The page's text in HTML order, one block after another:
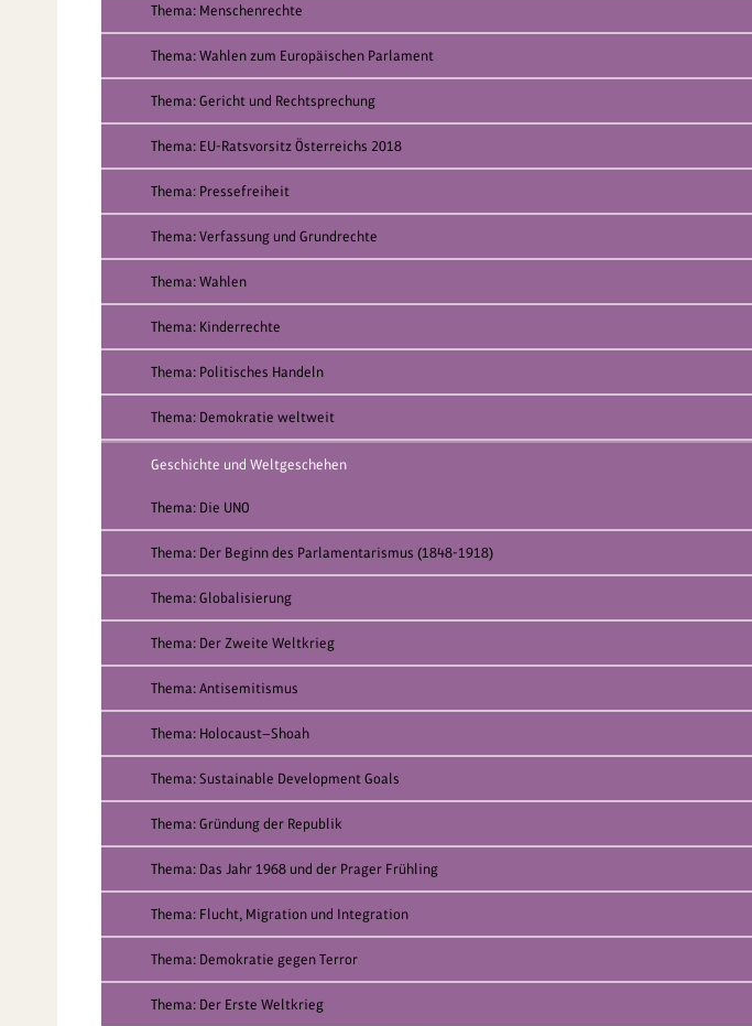
Thema: Menschenrechte
Thema: Wahlen zum Europäischen Parlament
Thema: Gericht und Rechtsprechung
Thema: EU-Ratsvorsitz Österreichs 2018
Thema: Pressefreiheit
Thema: Verfassung und Grundrechte
Thema: Wahlen
Thema: Kinderrechte
Thema: Politisches Handeln
Thema: Demokratie weltweit
Geschichte und Weltgeschehen
Thema: Die UNO
Thema: Der Beginn des Parlamentarismus (1848-1918)
Thema: Globalisierung
Thema: Der Zweite Weltkrieg
Thema: Antisemitismus
Thema: Holocaust—Shoah
Thema: Sustainable Development Goals
Thema: Gründung der Republik
Thema: Das Jahr 1968 und der Prager Frühling
Thema: Flucht, Migration und Integration
Thema: Demokratie gegen Terror
Thema: Der Erste Weltkrieg